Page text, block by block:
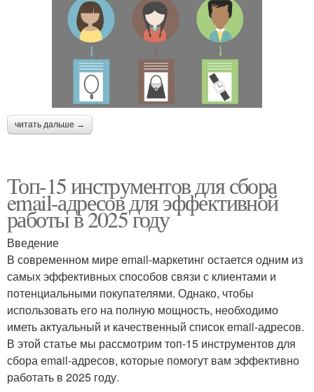
читать дальше →
Топ-15 инструментов для сбора
email-адресов для эффективной
работы в 2025 году
Введение
В современном мире email-маркетинг остается одним из
самых эффективных способов связи с клиентами и
потенциальными покупателями. Однако, чтобы
использовать его на полную мощность, необходимо
иметь актуальный и качественный список email-адресов.
В этой статье мы рассмотрим топ-15 инструментов для
сбора email-адресов, которые помогут вам эффективно
работать в 2025 году.